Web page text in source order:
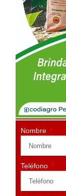
Nombre
Teléfono